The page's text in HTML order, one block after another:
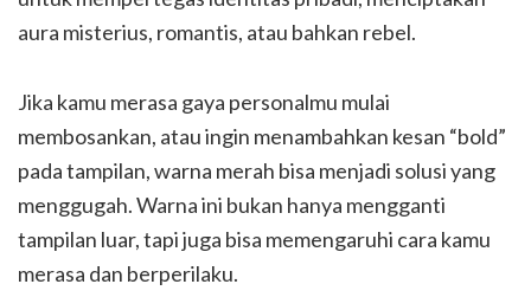
aura misterius, romantis, atau bahkan rebel.
Jika kamu merasa gaya personalmu mulai
membosankan, atau ingin menambahkan kesan “bold”
pada tampilan, warna merah bisa menjadi solusi yang
menggugah. Warna ini bukan hanya mengganti
tampilan luar, tapi juga bisa memengaruhi cara kamu
merasa dan berperilaku.